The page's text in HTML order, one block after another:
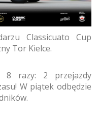
Classicuato Cup
Tor Kielce.
8 razy: 2 przejazdy
W piątek odbędzie